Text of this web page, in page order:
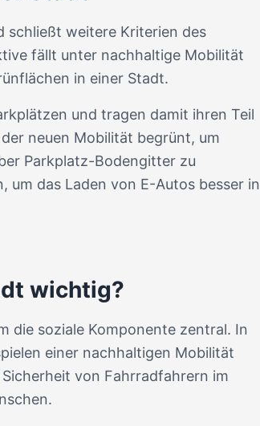
schließt weitere Kriterien des
fällt unter nachhaltige Mobilität
in einer Stadt.
und tragen damit ihren Teil
neuen Mobilität begrünt, um
Parkplatz-Bodengitter zu
das Laden von E-Autos besser in
wichtig?
die soziale Komponente zentral. In
einer nachhaltigen Mobilität
von Fahrradfahrern im